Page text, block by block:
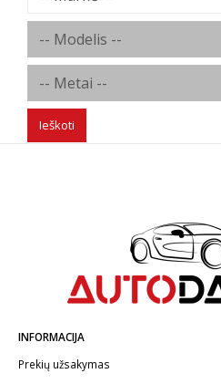
Ieškoti
INFORMACIJA
Prekių užsakymas